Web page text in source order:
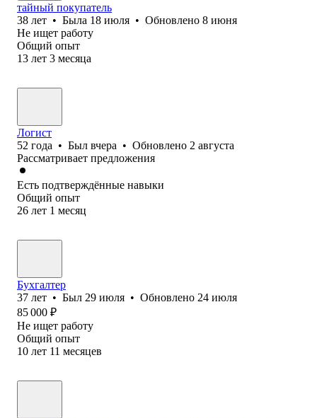
тайный покупатель
38 лет • Была 18 июля • Обновлено 8 июня
Не ищет работу
Общий опыт
13 лет 3 месяца
Логист
52 года • Был вчера • Обновлено 2 августа
Рассматривает предложения
Есть подтверждённые навыки
Общий опыт
26 лет 1 месяц
Бухгалтер
37 лет • Был 29 июля • Обновлено 24 июля
85 000 ₽
Не ищет работу
Общий опыт
10 лет 11 месяцев